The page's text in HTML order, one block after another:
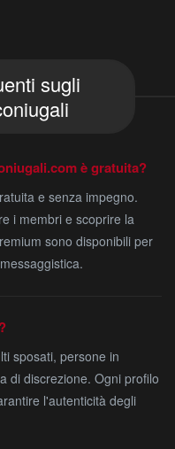
sugli
è gratuita?
e senza impegno.
i membri e scoprire la
sono disponibili per
sposati, persone in
di discrezione. Ogni profilo
l'autenticità degli